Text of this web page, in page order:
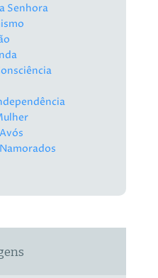
Senhora